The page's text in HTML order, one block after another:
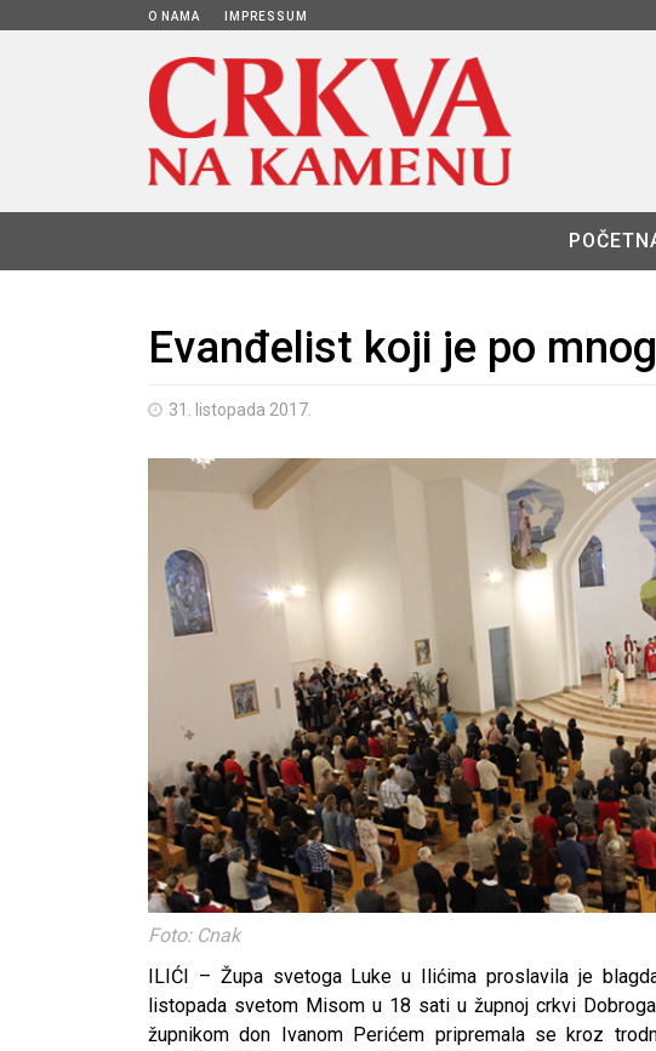
O NAMA IMPRESSUM
Evanđelist koji je po
31. listopada 2017.
Foto: Cnak
ILIĆI – Župa svetoga Luke u Ilićima proslavila je
listopada svetom Misom u 18 sati u župnoj crkvi
župnikom don Ivanom Perićem pripremala se kroz